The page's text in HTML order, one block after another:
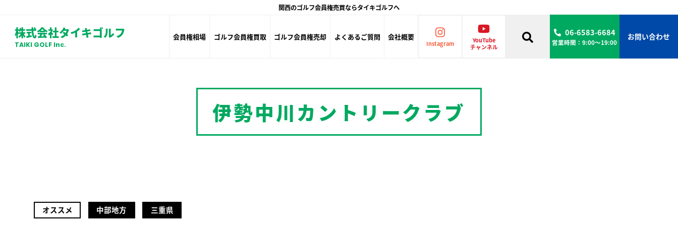
関西のゴルフ会員権売買ならタイキゴルフへ
株式会社タイキゴルフ
TAIKI GOLF Inc.
会員権相場 ゴルフ会員権買取 ゴルフ会員権売却 よくあるご質問 会社概要
Instagram
YouTube
チャンネル
06-6583-6684
営業時間：9:00〜19:00
お問い合わせ
伊勢中川カントリークラブ
オススメ 中部地方 三重県